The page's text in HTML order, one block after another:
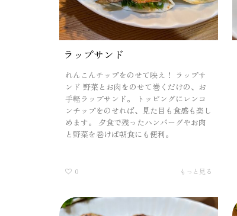
ラップサンド
れんこんチップをのせて映え！ ラップサ
ンド 野菜とお肉をのせて巻くだけの、お
手軽ラップサンド。 トッピングにレンコ
ンチップをのせれば、見た目も食感も楽し
めます。 夕食で残ったハンバーグやお肉
と野菜を巻けば朝食にも便利。
0 もっと見る